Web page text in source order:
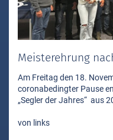
Meisterehrung
Am Freitag den 18.
coronabedingter Pause
„Segler der Jahres“ aus
von links